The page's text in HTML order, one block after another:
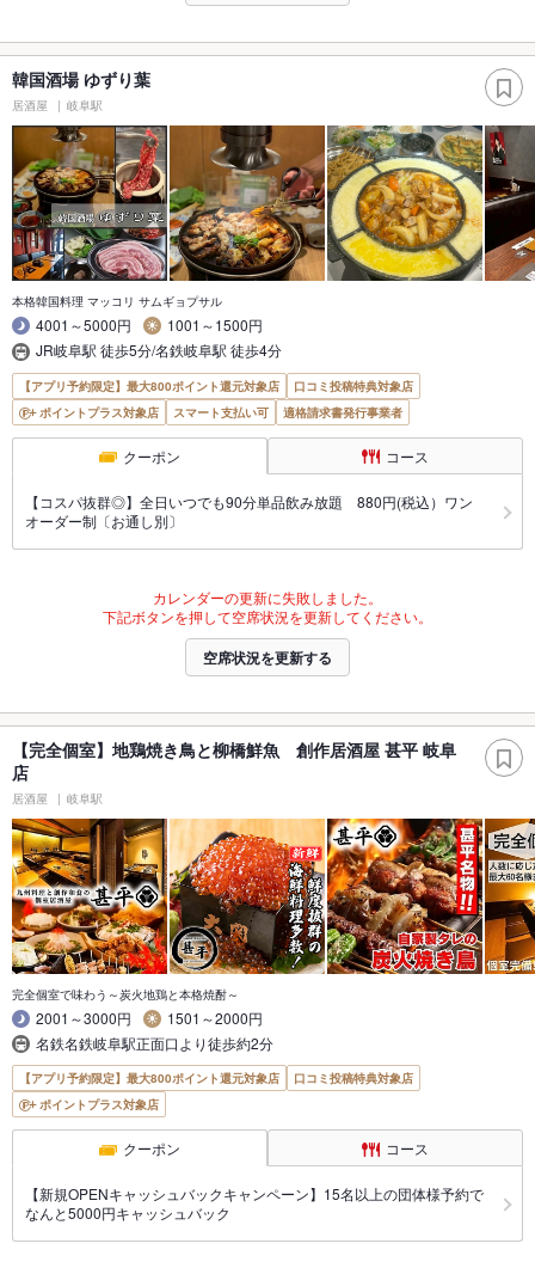
韓国酒場 ゆずり葉
居酒屋 岐阜駅
本格韓国料理 マッコリ サムギョプサル
4001～5000円
1001～1500円
JR岐阜駅 徒歩5分/名鉄岐阜駅 徒歩4分
【アプリ予約限定】最大800ポイント還元対象店
口コミ投稿特典対象店
ポイントプラス対象店
スマート支払い可 適格請求書発行事業者
クーポン コース
【コスパ抜群◎】全日いつでも90分単品飲み放題 880円(税込）ワン
オーダー制〔お通し別〕
カレンダーの更新に失敗しました。
下記ボタンを押して空席状況を更新してください。
空席状況を更新する
【完全個室】地鶏焼き鳥と柳橋鮮魚 創作居酒屋 甚平 岐阜
店
居酒屋 岐阜駅
完全個室で味わう～炭火地鶏と本格焼酎～
2001～3000円
1501～2000円
名鉄名鉄岐阜駅正面口より徒歩約2分
【アプリ予約限定】最大800ポイント還元対象店
口コミ投稿特典対象店
ポイントプラス対象店
クーポン コース
【新規OPENキャッシュバックキャンペーン】15名以上の団体様予約で
なんと5000円キャッシュバック